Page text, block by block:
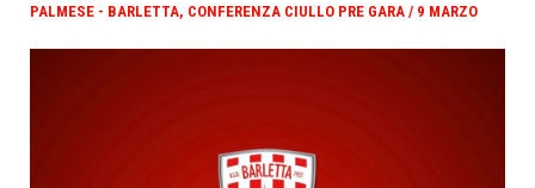
PALMESE - BARLETTA, CONFERENZA CIULLO PRE GARA / 9 MARZO